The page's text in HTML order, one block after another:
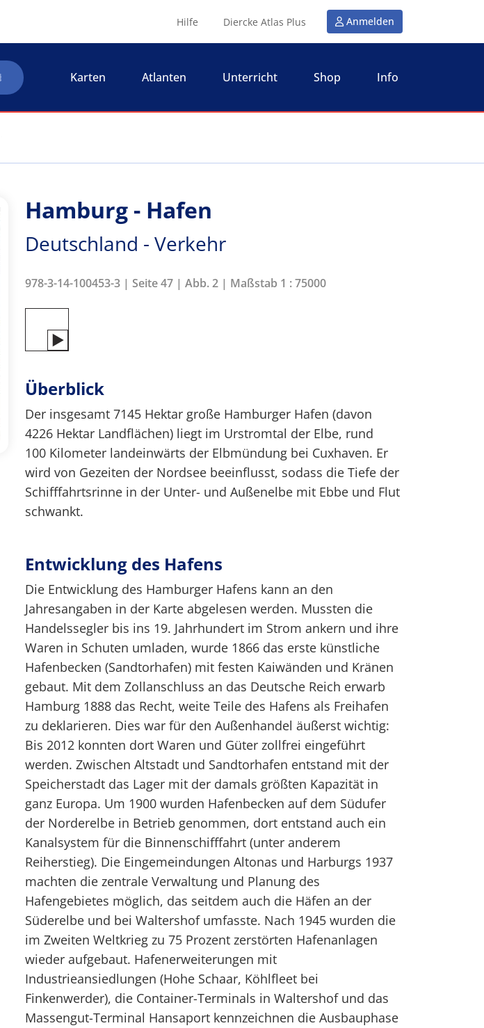
Hilfe Diercke Atlas Plus Anmelden
Karten Atlanten Unterricht Shop Info
Hamburg - Hafen
Deutschland - Verkehr
978-3-14-100453-3 | Seite 47 | Abb. 2 | Maßstab 1 : 75000
Überblick
Der insgesamt 7145 Hektar große Hamburger Hafen (davon
4226 Hektar Landflächen) liegt im Urstromtal der Elbe, rund
100 Kilometer landeinwärts der Elbmündung bei Cuxhaven. Er
wird von Gezeiten der Nordsee beeinflusst, sodass die Tiefe der
Schifffahrtsrinne in der Unter- und Außenelbe mit Ebbe und Flut
schwankt.
Entwicklung des Hafens
Die Entwicklung des Hamburger Hafens kann an den
Jahresangaben in der Karte abgelesen werden. Mussten die
Handelssegler bis ins 19. Jahrhundert im Strom ankern und ihre
Waren in Schuten umladen, wurde 1866 das erste künstliche
Hafenbecken (Sandtorhafen) mit festen Kaiwänden und Kränen
gebaut. Mit dem Zollanschluss an das Deutsche Reich erwarb
Hamburg 1888 das Recht, weite Teile des Hafens als Freihafen
zu deklarieren. Dies war für den Außenhandel äußerst wichtig:
Bis 2012 konnten dort Waren und Güter zollfrei eingeführt
werden. Zwischen Altstadt und Sandtorhafen entstand mit der
Speicherstadt das Lager mit der damals größten Kapazität in
ganz Europa. Um 1900 wurden Hafenbecken auf dem Südufer
der Norderelbe in Betrieb genommen, dort entstand auch ein
Kanalsystem für die Binnenschifffahrt (unter anderem
Reiherstieg). Die Eingemeindungen Altonas und Harburgs 1937
machten die zentrale Verwaltung und Planung des
Hafengebietes möglich, das seitdem auch die Häfen an der
Süderelbe und bei Waltershof umfasste. Nach 1945 wurden die
im Zweiten Weltkrieg zu 75 Prozent zerstörten Hafenanlagen
wieder aufgebaut. Hafenerweiterungen mit
Industrieansiedlungen (Hohe Schaar, Köhlfleet bei
Finkenwerder), die Container-Terminals in Waltershof und das
Massengut-Terminal Hansaport kennzeichnen die Ausbauphase